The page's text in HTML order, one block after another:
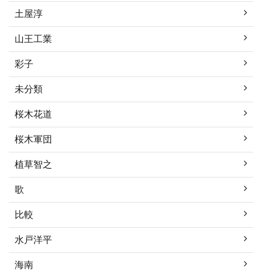
土屋淳
山王工業
彩子
未分類
桜木花道
桜木軍団
植草智之
歌
比較
水戸洋平
海南